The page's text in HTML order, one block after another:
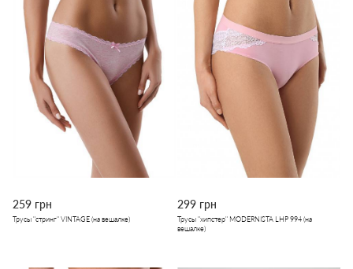
259 грн
Трусы "стринг" VINTAGE (на вешалке)
299 грн
Трусы "хипстер" MODERNISTA LHP 994 (на
вешалке)